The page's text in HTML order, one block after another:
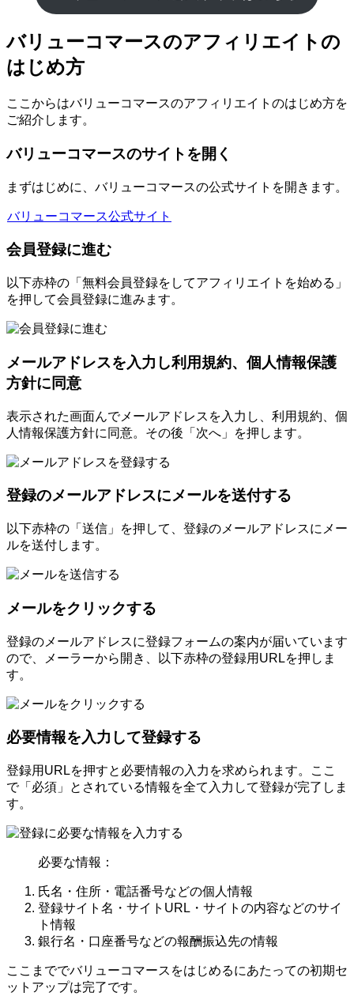
バリューコマースのアフィリエイトの
はじめ方
ここからはバリューコマースのアフィリエイトのはじめ方を
ご紹介します。
バリューコマースのサイトを開く
まずはじめに、バリューコマースの公式サイトを開きます。
バリューコマース公式サイト
会員登録に進む
以下赤枠の「無料会員登録をしてアフィリエイトを始める」
を押して会員登録に進みます。
メールアドレスを入力し利用規約、個人情報保護
方針に同意
表示された画面んでメールアドレスを入力し、利用規約、個
人情報保護方針に同意。その後「次へ」を押します。
登録のメールアドレスにメールを送付する
以下赤枠の「送信」を押して、登録のメールアドレスにメー
ルを送付します。
メールをクリックする
登録のメールアドレスに登録フォームの案内が届いています
ので、メーラーから開き、以下赤枠の登録用URLを押しま
す。
必要情報を入力して登録する
登録用URLを押すと必要情報の入力を求められます。ここ
で「必須」とされている情報を全て入力して登録が完了しま
す。
必要な情報：
氏名・住所・電話番号などの個人情報
登録サイト名・サイトURL・サイトの内容などのサイ
ト情報
銀行名・口座番号などの報酬振込先の情報
ここまででバリューコマースをはじめるにあたっての初期セ
ットアップは完了です。